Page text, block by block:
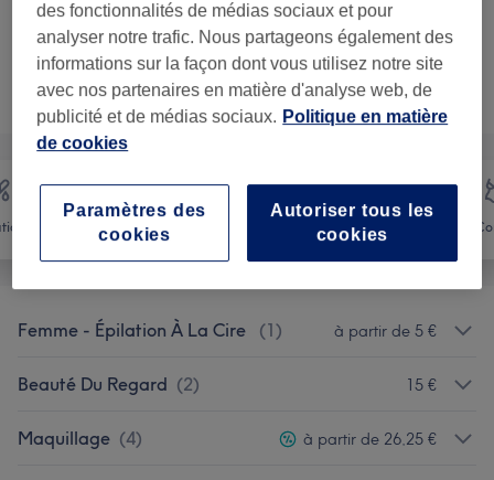
1 hMa prestation en détail...
Ce n'est pas ce que vous recherchiez ?
Recherchez dans notre liste de prestations
Visage Massage
Femme - Épilation À La Cire (1) à partir de 5 €
Beauté Du Regard (2) 15 €
Maquillage (4) à partir de 26,25 €
des fonctionnalités de médias sociaux et pour
analyser notre trafic. Nous partageons également des
informations sur la façon dont vous utilisez notre site
avec nos partenaires en matière d'analyse web, de
publicité et de médias sociaux. Politique en matière
de cookies
Autoriser tous les
cookies
Paramètres des
cookies